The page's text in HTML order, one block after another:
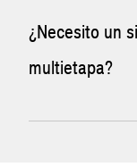
¿Necesito un
multietapa?